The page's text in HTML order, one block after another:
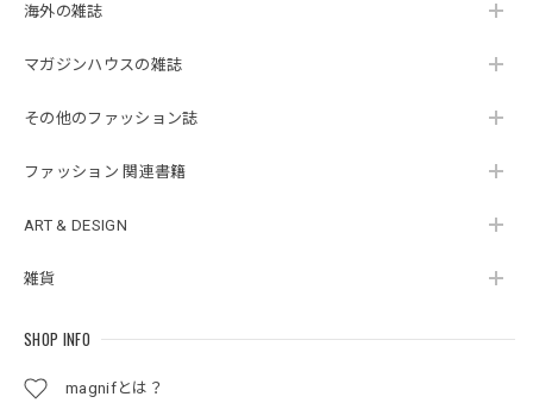
海外の雑誌
マガジンハウスの雑誌
その他のファッション誌
ファッション 関連書籍
ART & DESIGN
雑貨
SHOP INFO
magnifとは？